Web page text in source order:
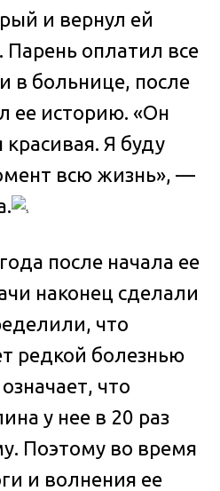
и вернул ей
Парень оплатил все
в больнице, после
ее историю. «Он
красивая. Я буду
всю жизнь», —
после начала ее
наконец сделали
что
редкой болезнью
что
у нее в 20 раз
Поэтому во время
и волнения ее